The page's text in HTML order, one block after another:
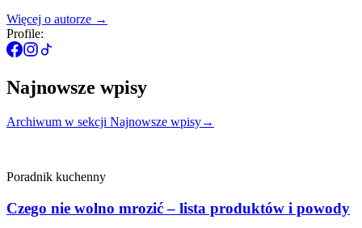
Więcej o autorze →
Profile:
Najnowsze wpisy
Archiwum w sekcji Najnowsze wpisy→
Poradnik kuchenny
Czego nie wolno mrozić – lista produktów i powody